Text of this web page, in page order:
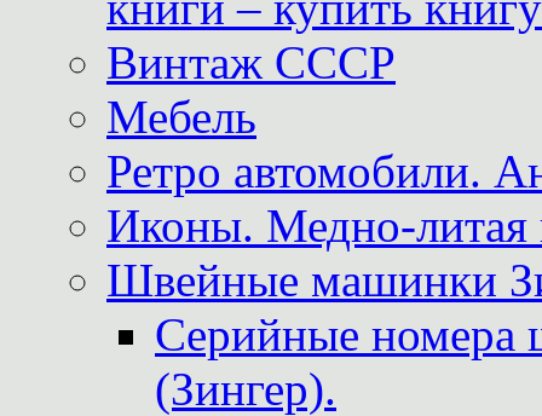
Винтаж СССР
Мебель
Ретро автомобили.
Иконы. Медно-литая
Швейные машинки
Серийные
(Зингер).